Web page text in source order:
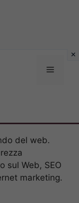
Menu
del web.
sul Web, SEO
marketing.